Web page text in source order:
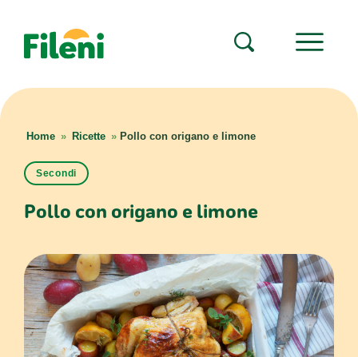
Home » Ricette » Pollo con origano e limone
Secondi
Pollo con origano e limone